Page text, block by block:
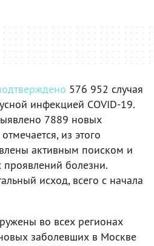
576 952 случая
инфекцией COVID-19.
7889 новых
из этого
активным поиском и
болезни.
исход, всего с начала
во всех регионах
заболевших в Москве